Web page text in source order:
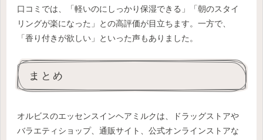
口コミでは、「軽いのにしっかり保湿できる」「朝のスタイ
リングが楽になった」との高評価が目立ちます。一方で、
「香り付きが欲しい」といった声もありました。
まとめ
オルビスのエッセンスインヘアミルクは、ドラッグストアや
バラエティショップ、通販サイト、公式オンラインストアな